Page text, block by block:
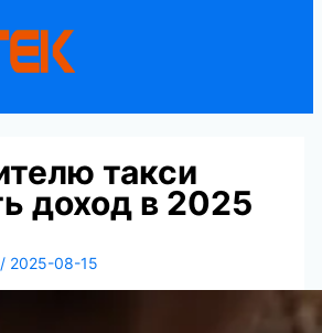
такси
доход в 2025
/ 2025-08-15